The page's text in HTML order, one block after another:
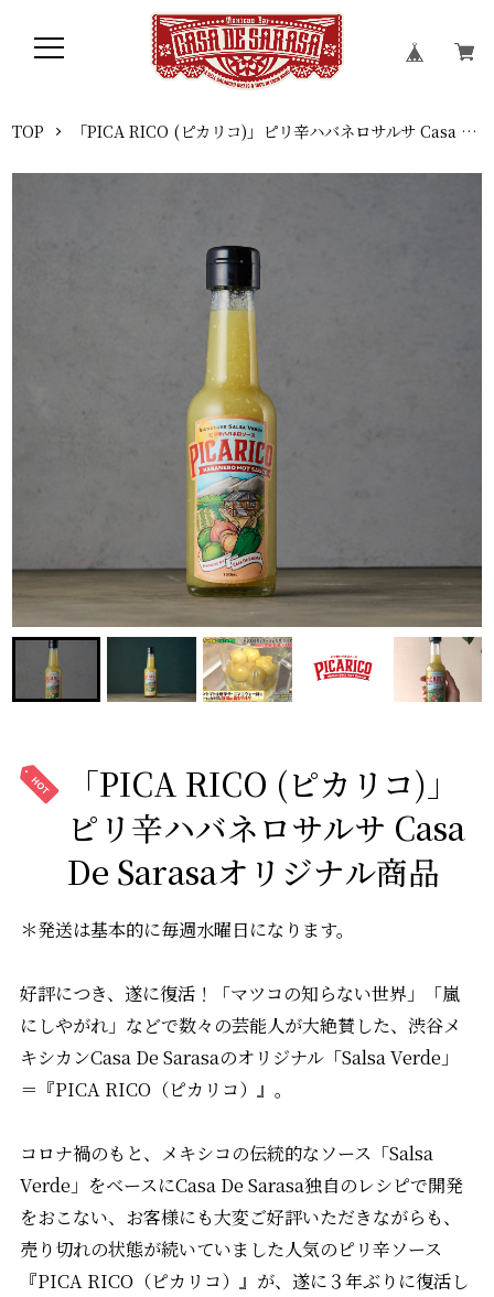
TOP 「PICA RICO (ピカリコ)」ピリ辛ハバネロサルサ Casa De Sarasaオリジナル商品
「PICA RICO (ピカリコ)」
ピリ辛ハバネロサルサ Casa
De Sarasaオリジナル商品
＊発送は基本的に毎週水曜日になります。
好評につき、遂に復活！「マツコの知らない世界」「嵐
にしやがれ」などで数々の芸能人が大絶賛した、渋谷メ
キシカンCasa De Sarasaのオリジナル「Salsa Verde」
＝『PICA RICO（ピカリコ）』。
コロナ禍のもと、メキシコの伝統的なソース「Salsa
Verde」をベースにCasa De Sarasa独自のレシピで開発
をおこない、お客様にも大変ご好評いただきながらも、
売り切れの状態が続いていました人気のピリ辛ソース
『PICA RICO（ピカリコ）』が、遂に３年ぶりに復活し